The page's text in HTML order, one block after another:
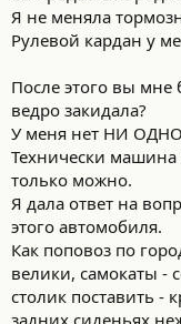
Я не меняла
Рулевой кардан у
После этого вы мне
ведро закидала?
У меня нет НИ
Технически машина
только можно.
Я дала ответ на
этого автомобиля.
Как поповоз по
велики, самокаты -
столик поставить -